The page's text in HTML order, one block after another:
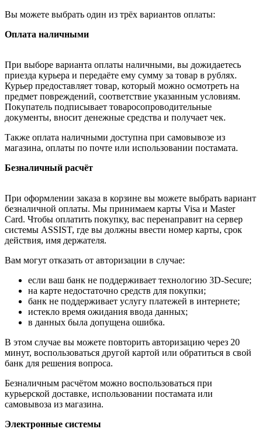
Вы можете выбрать один из трёх вариантов оплаты:
Оплата наличными
При выборе варианта оплаты наличными, вы дожидаетесь
приезда курьера и передаёте ему сумму за товар в рублях.
Курьер предоставляет товар, который можно осмотреть на
предмет повреждений, соответствие указанным условиям.
Покупатель подписывает товаросопроводительные
документы, вносит денежные средства и получает чек.
Также оплата наличными доступна при самовывозе из
магазина, оплаты по почте или использовании постамата.
Безналичный расчёт
При оформлении заказа в корзине вы можете выбрать вариант
безналичной оплаты. Мы принимаем карты Visa и Master
Card. Чтобы оплатить покупку, вас перенаправит на сервер
системы ASSIST, где вы должны ввести номер карты, срок
действия, имя держателя.
Вам могут отказать от авторизации в случае:
если ваш банк не поддерживает технологию 3D-Secure;
на карте недостаточно средств для покупки;
банк не поддерживает услугу платежей в интернете;
истекло время ожидания ввода данных;
в данных была допущена ошибка.
В этом случае вы можете повторить авторизацию через 20
минут, воспользоваться другой картой или обратиться в свой
банк для решения вопроса.
Безналичным расчётом можно воспользоваться при
курьерской доставке, использовании постамата или
самовывоза из магазина.
Электронные системы